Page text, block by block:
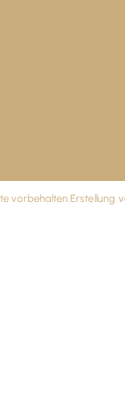
vorbehalten.Erstellung